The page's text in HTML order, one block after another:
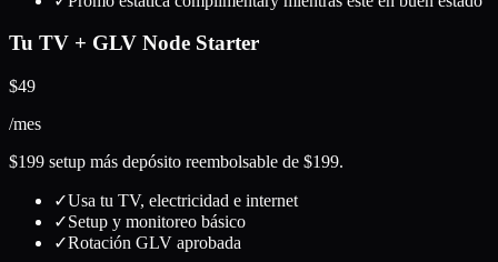
Tu TV + GLV Node Starter
$49
/mes
$199 setup más depósito reembolsable de $199.
✓Usa tu TV, electricidad e internet
✓Setup y monitoreo básico
✓Rotación GLV aprobada